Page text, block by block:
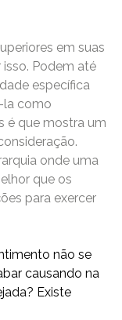
em suas
Podem até
específica
la como
é que mostra um
onde uma
que os
para exercer
não se
causando na
Existe